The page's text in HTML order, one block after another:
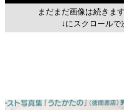
まだまだ画像は続きま
↓にスクロールで